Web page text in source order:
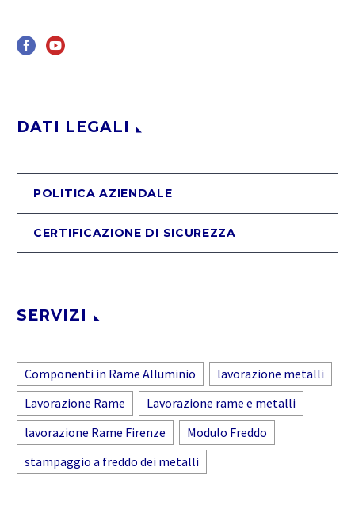
DATI LEGALI
POLITICA AZIENDALE
CERTIFICAZIONE DI SICUREZZA
SERVIZI
Componenti in Rame Alluminio
lavorazione metalli
Lavorazione Rame
Lavorazione rame e metalli
lavorazione Rame Firenze
Modulo Freddo
stampaggio a freddo dei metalli